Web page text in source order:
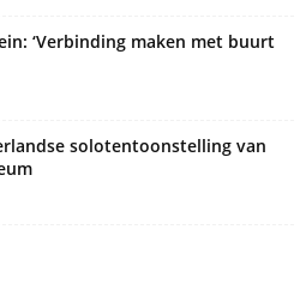
‘Verbinding maken met buurt
solotentoonstelling van